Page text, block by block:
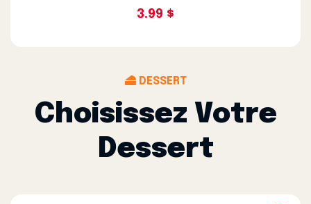
3.99 $
DESSERT
Choisissez Votre
Dessert